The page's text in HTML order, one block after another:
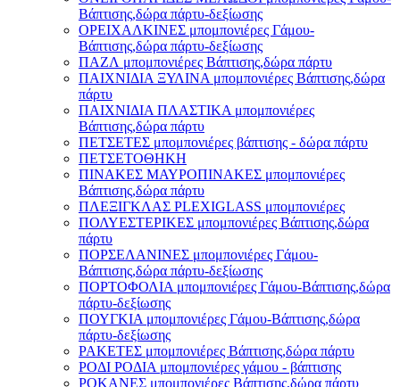
Βάπτισης,δώρα πάρτυ-δεξίωσης
ΟΡΕΙΧΑΛΚΙΝΕΣ μπομπονιέρες Γάμου-
Βάπτισης,δώρα πάρτυ-δεξίωσης
ΠΑΖΛ μπομπονιέρες Βάπτισης,δώρα πάρτυ
ΠΑΙΧΝΙΔΙΑ ΞΥΛΙΝΑ μπομπονιέρες Βάπτισης,δώρα
πάρτυ
ΠΑΙΧΝΙΔΙΑ ΠΛΑΣΤΙΚΑ μπομπονιέρες
Βάπτισης,δώρα πάρτυ
ΠΕΤΣΕΤΕΣ μπομπονιέρες βάπτισης - δώρα πάρτυ
ΠΕΤΣΕΤΟΘΗΚΗ
ΠΙΝΑΚΕΣ ΜΑΥΡΟΠΙΝΑΚΕΣ μπομπονιέρες
Βάπτισης,δώρα πάρτυ
ΠΛΕΞΙΓΚΛΑΣ PLEXIGLASS μπομπονιέρες
ΠΟΛΥΕΣΤΕΡΙΚΕΣ μπομπονιέρες Βάπτισης,δώρα
πάρτυ
ΠΟΡΣΕΛΑΝΙΝΕΣ μπομπονιέρες Γάμου-
Βάπτισης,δώρα πάρτυ-δεξίωσης
ΠΟΡΤΟΦΟΛΙΑ μπομπονιέρες Γάμου-Βάπτισης,δώρα
πάρτυ-δεξίωσης
ΠΟΥΓΚΙΑ μπομπονιέρες Γάμου-Βάπτισης,δώρα
πάρτυ-δεξίωσης
ΡΑΚΕΤΕΣ μπομπονιέρες Βάπτισης,δώρα πάρτυ
ΡΟΔΙ ΡΟΔΙΑ μπομπονιέρες γάμου - βάπτισης
ΡΟΚΑΝΕΣ μπομπονιέρες Βάπτισης,δώρα πάρτυ